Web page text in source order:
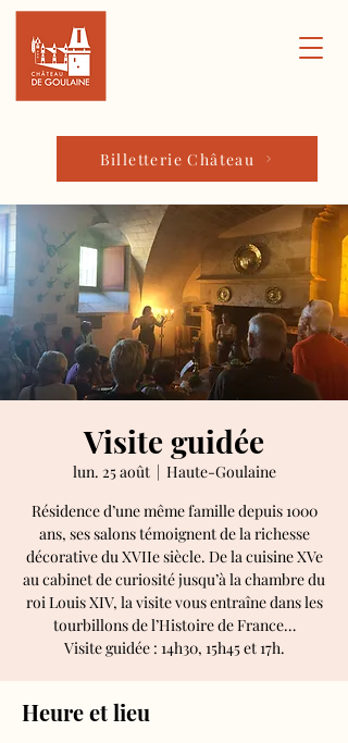
Billetterie Château
Visite guidée
lun. 25 août
  |
Haute-Goulaine
Résidence d’une même famille depuis 1000
ans, ses salons témoignent de la richesse
décorative du XVIIe siècle. De la cuisine XVe
au cabinet de curiosité jusqu’à la chambre du
roi Louis XIV, la visite vous entraîne dans les
tourbillons de l’Histoire de France…
Visite guidée : 14h30, 15h45 et 17h.
Heure et lieu